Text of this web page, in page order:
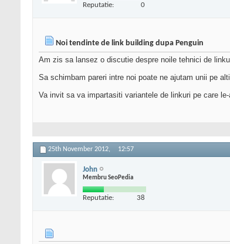
Reputatie: 0
Noi tendinte de link building dupa Penguin
Am zis sa lansez o discutie despre noile tehnici de
Sa schimbam pareri intre noi poate ne ajutam unii pe
Va invit sa va impartasiti variantele de linkuri pe care
25th November 2012, 12:57
John
Membru SeoPedia
Reputatie: 38